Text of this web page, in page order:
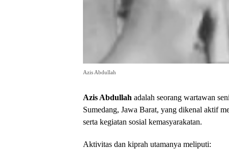
Azis Abdullah
Azis Abdullah adalah seorang wartawan
Sumedang, Jawa Barat, yang dikenal aktif
serta kegiatan sosial kemasyarakatan.
Aktivitas dan kiprah utamanya meliputi: